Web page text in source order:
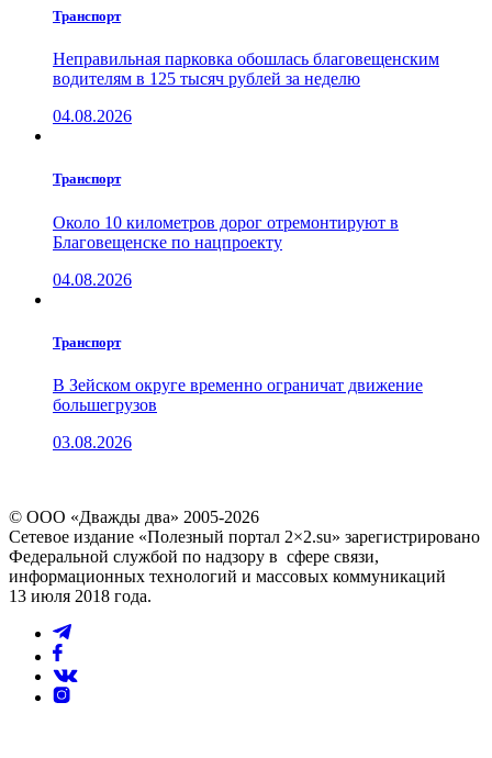
Транспорт
Неправильная парковка обошлась благовещенским
водителям в 125 тысяч рублей за неделю
04.08.2026
Транспорт
Около 10 километров дорог отремонтируют в
Благовещенске по нацпроекту
04.08.2026
Транспорт
В Зейском округе временно ограничат движение
большегрузов
03.08.2026
© ООО «Дважды два» 2005-2026
Сетевое издание «Полезный портал 2×2.su» зарегистрировано
Федеральной службой по надзору в сфере связи,
информационных технологий и массовых коммуникаций
13 июля 2018 года.